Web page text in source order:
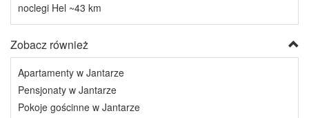
noclegi Hel ~43 km
Zobacz również
Apartamenty w Jantarze
Pensjonaty w Jantarze
Pokoje gościnne w Jantarze